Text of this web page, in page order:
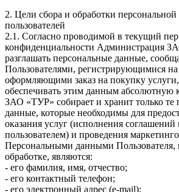
2. Цели сбора и обработки
пользователей
2.1. Согласно проводимой в текущий
конфиденциальности Администрация
разглашать персональные данные,
Пользователями, регистрирующимися на
оформляющими заказ на покупку
обеспечивать этим данным абсолютную
ЗАО «ТУР» собирает и хранит только те
данные, которые необходимы для
оказания услуг (исполнения соглашений
пользователем) и проведения
Персональными данными Пользователя,
обработке, являются:
- его фамилия, имя, отчество;
- его контактный телефон;
- его электронный адрес (e-mail);